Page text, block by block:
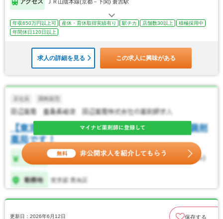
アクセス ＪＲ山陰本線(京都－下関) 倉吉駅
年収650万円以上可 産休・育休取得実績有り 駅チカ 店舗数30以上
積極採用中
年間休日120日以上
求人の詳細を見る この求人に興味がある
更新日：2026年6月12日 保存する